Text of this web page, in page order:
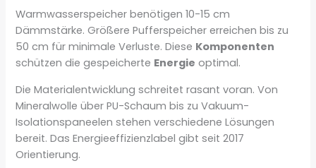
Warmwasserspeicher benötigen 10-15 cm
Dämmstärke. Größere Pufferspeicher erreichen bis zu
50 cm für minimale Verluste. Diese Komponenten
schützen die gespeicherte Energie optimal.
Die Materialentwicklung schreitet rasant voran. Von
Mineralwolle über PU-Schaum bis zu Vakuum-
Isolationspaneelen stehen verschiedene Lösungen
bereit. Das Energieeffizienzlabel gibt seit 2017
Orientierung.